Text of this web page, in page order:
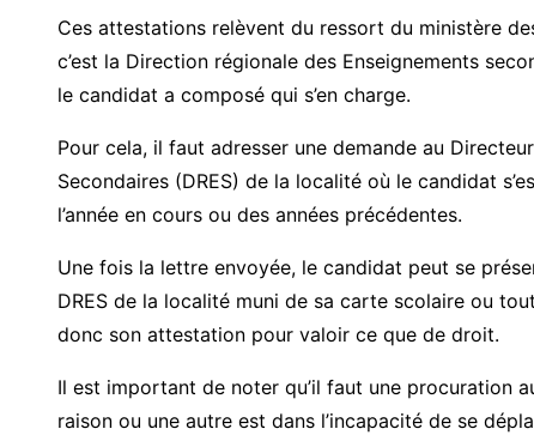
Ces attestations relèvent du ressort du ministère
c’est la Direction régionale des Enseignements
le candidat a composé qui s’en charge.
Pour cela, il faut adresser une demande au
Secondaires (DRES) de la localité où le candidat
l’année en cours ou des années précédentes.
Une fois la lettre envoyée, le candidat peut se
DRES de la localité muni de sa carte scolaire ou
donc son attestation pour valoir ce que de droit.
Il est important de noter qu’il faut une procuration
raison ou une autre est dans l’incapacité de se